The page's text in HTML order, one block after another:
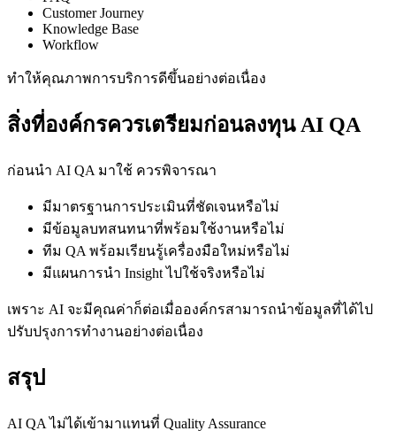
Customer Journey
Knowledge Base
Workflow
ทำให้คุณภาพการบริการดีขึ้นอย่างต่อเนื่อง
สิ่งที่องค์กรควรเตรียมก่อนลงทุน AI QA
ก่อนนำ AI QA มาใช้ ควรพิจารณา
มีมาตรฐานการประเมินที่ชัดเจนหรือไม่
มีข้อมูลบทสนทนาที่พร้อมใช้งานหรือไม่
ทีม QA พร้อมเรียนรู้เครื่องมือใหม่หรือไม่
มีแผนการนำ Insight ไปใช้จริงหรือไม่
เพราะ AI จะมีคุณค่าก็ต่อเมื่อองค์กรสามารถนำข้อมูลที่ได้ไป
ปรับปรุงการทำงานอย่างต่อเนื่อง
สรุป
AI QA ไม่ได้เข้ามาแทนที่ Quality Assurance